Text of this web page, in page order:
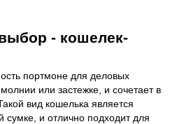
- кошелек-
портмоне для деловых
или застежке, и сочетает в
вид кошелька является
сумке, и отлично подходит для